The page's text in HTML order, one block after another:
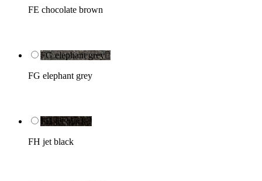
FE chocolate brown
FG elephant grey
FG elephant grey
FH jet black
FH jet black